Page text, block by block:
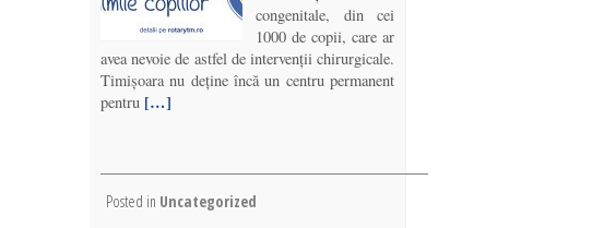
congenitale, din cei
1000 de copii, care ar
avea nevoie de astfel de intervenții chirurgicale.
Timișoara nu deține încă un centru permanent
pentru […]
Posted in Uncategorized